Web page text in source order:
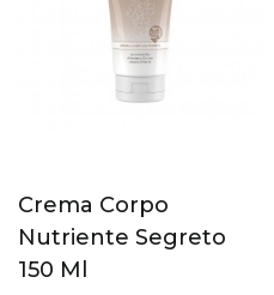
Crema Corpo
Nutriente Segreto
150 Ml